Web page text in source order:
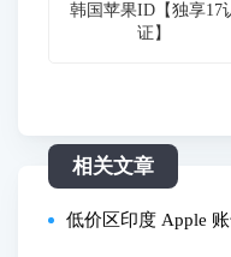
韩国苹果ID【独享17
证】
相关文章
低价区印度 Apple